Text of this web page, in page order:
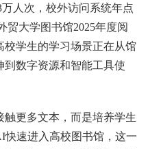
人次，校外访问系统年点
大学图书馆2025年度阅
学生的学习场景正在从馆
到数字资源和智能工具使
更多文本，而是培养学生
速进入高校图书馆，这一